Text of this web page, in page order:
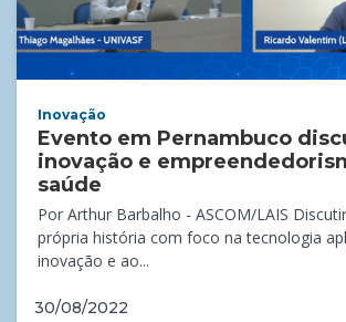
Inovação
Evento em Pernambuco
inovação e
saúde
Por Arthur Barbalho - ASCOM/LAIS
própria história com foco na tecnologia
inovação e ao...
30/08/2022